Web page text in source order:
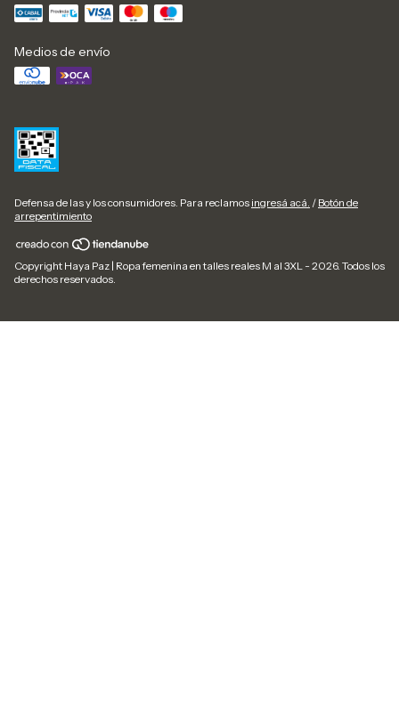
Medios de envío
Defensa de las y los consumidores. Para reclamos ingresá acá. / Botón de
arrepentimiento
Copyright Haya Paz | Ropa femenina en talles reales M al 3XL - 2026. Todos los
derechos reservados.